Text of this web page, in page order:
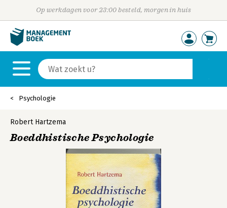
Op werkdagen voor 23:00 besteld, morgen in huis
Psychologie
Robert Hartzema
Boeddhistische Psychologie